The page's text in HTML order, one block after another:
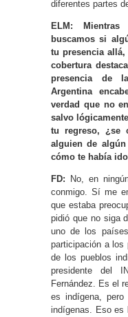
diferentes partes
ELM:
buscamos si
tu presencia
cobertura
presencia de
Argentina
verdad que no
salvo
tu regreso, ¿se
alguien de
cómo te había
FD: No, en
conmigo. Sí me
que estaba
pidió que no siga
uno de los
participación a los
de los pueblos
presidente del
Fernández. Es el
es indígena,
indígenas. Eso es